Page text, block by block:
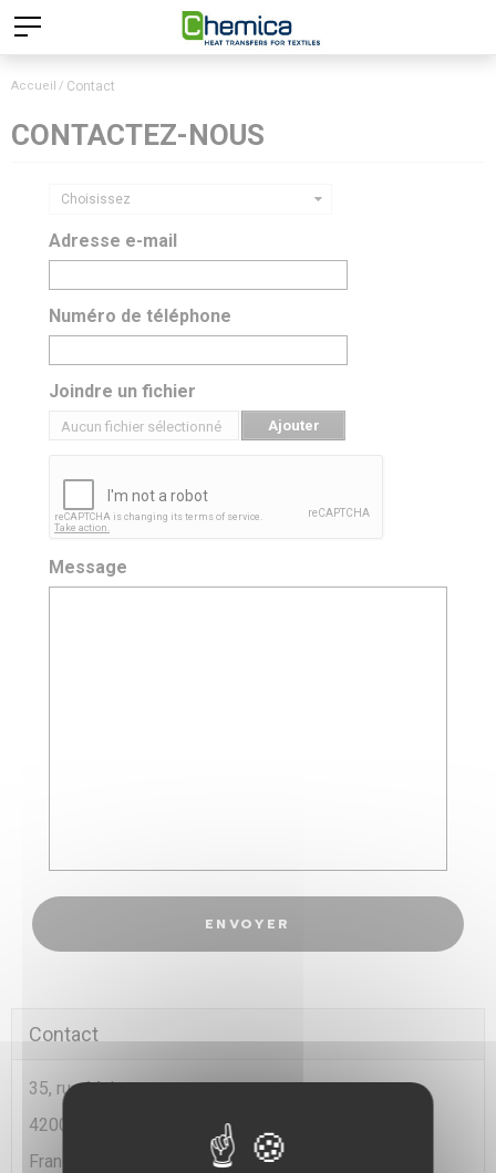
Accueil Contact
CONTACTEZ-NOUS
Choisissez
Adresse e-mail
Numéro de téléphone
Joindre un fichier
Aucun fichier sélectionné Ajouter
Message
ENVOYER
Contact
35, rue Malacussy
42000 Saint Etienne
France